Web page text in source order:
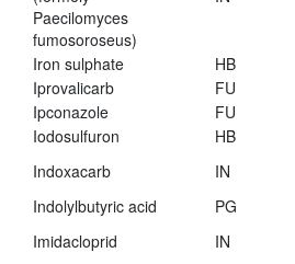
Paecilomyces
fumosoroseus)
Iron sulphate HB
Iprovalicarb
FU
Ipconazole
FU
Iodosulfuron
HB
Indoxacarb
IN
Indolylbutyric acid
PG
Imidacloprid
IN